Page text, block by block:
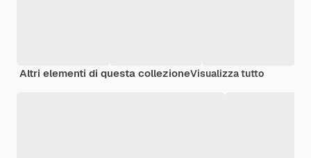
Altri elementi di questa collezioneVisualizza tutto